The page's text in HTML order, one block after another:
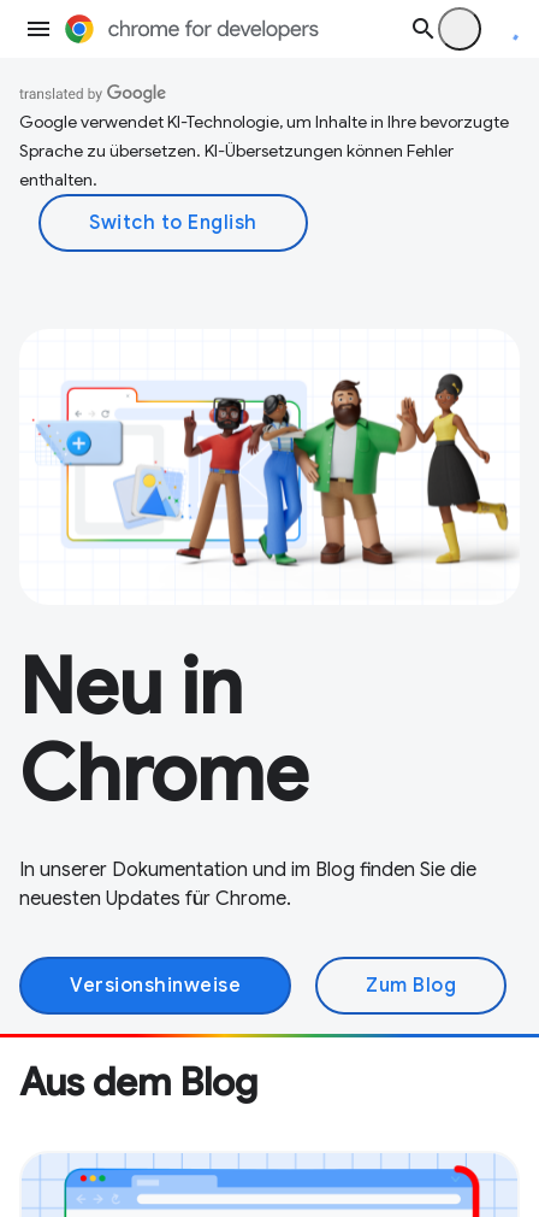
Google verwendet KI-Technologie, um Inhalte in Ihre bevorzugte
Sprache zu übersetzen. KI-Übersetzungen können Fehler
enthalten.
Neu in
Chrome
In unserer Dokumentation und im Blog finden Sie die
neuesten Updates für Chrome.
Versionshinweise Zum Blog
Aus dem Blog